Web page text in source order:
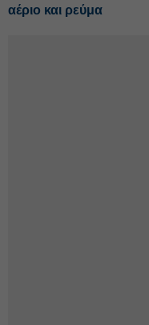
αέριο και ρεύμα